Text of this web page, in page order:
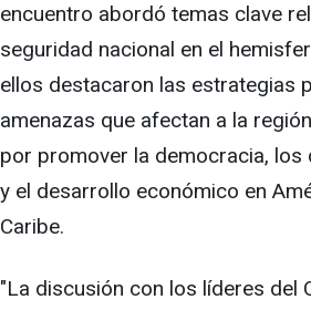
encuentro abordó temas clave
seguridad nacional en el
ellos destacaron las estrategias
amenazas que afectan a la
por promover la democracia, los
y el desarrollo económico en
Caribe.
"La discusión con los líderes del